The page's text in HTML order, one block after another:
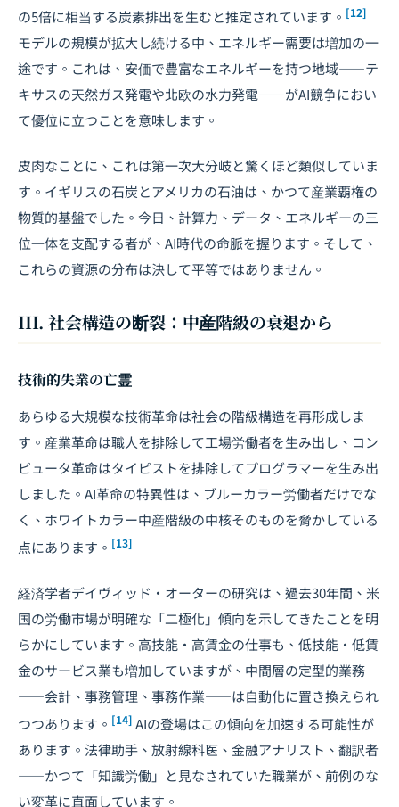
の5倍に相当する炭素排出を生むと推定されています。 [12]
モデルの規模が拡大し続ける中、エネルギー需要は増加の一
途です。これは、安価で豊富なエネルギーを持つ地域――テ
キサスの天然ガス発電や北欧の水力発電――がAI競争におい
て優位に立つことを意味します。
皮肉なことに、これは第一次大分岐と驚くほど類似していま
す。イギリスの石炭とアメリカの石油は、かつて産業覇権の
物質的基盤でした。今日、計算力、データ、エネルギーの三
位一体を支配する者が、AI時代の命脈を握ります。そして、
これらの資源の分布は決して平等ではありません。
III. 社会構造の断裂：中産階級の衰退から
技術的失業の亡霊
あらゆる大規模な技術革命は社会の階級構造を再形成しま
す。産業革命は職人を排除して工場労働者を生み出し、コン
ピュータ革命はタイピストを排除してプログラマーを生み出
しました。AI革命の特異性は、ブルーカラー労働者だけでな
く、ホワイトカラー中産階級の中核そのものを脅かしている
点にあります。 [13]
経済学者デイヴィッド・オーターの研究は、過去30年間、米
国の労働市場が明確な「二極化」傾向を示してきたことを明
らかにしています。高技能・高賃金の仕事も、低技能・低賃
金のサービス業も増加していますが、中間層の定型的業務
――会計、事務管理、事務作業――は自動化に置き換えられ
つつあります。 [14] AIの登場はこの傾向を加速する可能性が
あります。法律助手、放射線科医、金融アナリスト、翻訳者
――かつて「知識労働」と見なされていた職業が、前例のな
い変革に直面しています。